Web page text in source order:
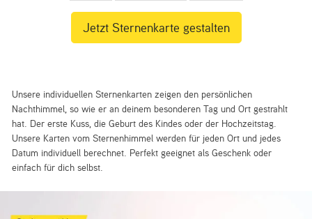
Unsere individuellen Sternenkarten zeigen den persönlichen
Nachthimmel, so wie er an deinem besonderen Tag und Ort gestrahlt
hat. Der erste Kuss, die Geburt des Kindes oder der Hochzeitstag.
Unsere Karten vom Sternenhimmel werden für jeden Ort und jedes
Datum individuell berechnet. Perfekt geeignet als Geschenk oder
einfach für dich selbst.